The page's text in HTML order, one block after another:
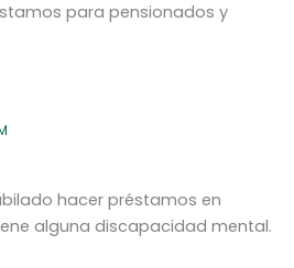
para pensionados y
hacer préstamos en
alguna discapacidad mental.